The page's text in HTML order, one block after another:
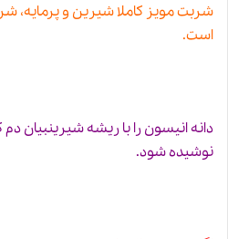
شربت مویز كاملا شیرین و پرمایه،
است.
دانه انیسون را با ریشه شیرین‏بیان
نوشیده شود.